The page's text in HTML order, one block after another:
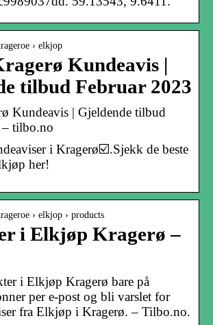
› elkjop
Kundeavis |
tilbud Februar 2023
Kundeavis | Gjeldende tilbud
– tilbo.no
i Kragerø☑️.Sjekk de beste
her!
› elkjop › products
i Elkjøp Kragerø –
i Elkjøp Kragerø bare på
per e-post og bli varslet for
fra Elkjøp i Kragerø. – Tilbo.no.